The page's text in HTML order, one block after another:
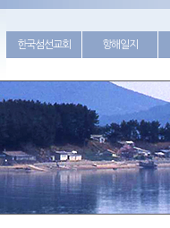
한국섬선교회 항해일지